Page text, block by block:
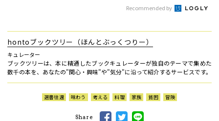
Recommended by
hontoブックツリー（ほんとぶっくつりー）
キュレーター
ブックツリーは、本に精通したブックキュレーターが独自のテーマで集めた
数千の本を、あなたの"関心・興味"や"気分"に沿って紹介するサービスです。
選書往還 味わう 考える 料理 家族 貧困 冒険
Share